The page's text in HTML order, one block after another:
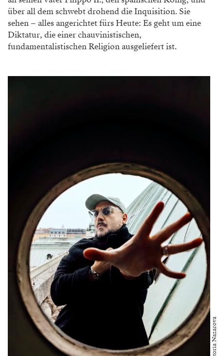
Damit verfügt das Repertoire der Wiener Staatsoper
dann über einen unglaublichen Luxus, nämlich über
„Don Carlos“-Variante mit fünf Akten vonPeter
Übrigens: Sieben Varianten gibt es von der Oper. Verdi
hat sie immer wieder umgearbeitet. Und die Musik?
Für Verdis Verhältnisse ist sie ungewöhnlich
melancholisch und düster. Ausgenommen einige
wenige Szenen wie das Sich-ineinander-Verlieben von
Don Carlo und Elisabetta im ersten Akt. Daraus
entsteht auch das Drama. Denn – so der Inhalt in
einem Satz: Der spanische Thronfolger Don Carlo
verliert seine Braut Elisabetta aus politischen Gründen
an seinen Vater Filippo II., den spanischen König, und
über all dem schwebt drohend die Inquisition. Sie
sehen – alles angerichtet fürs Heute: Es geht um eine
Diktatur, die einer chauvinistischen,
fundamentalistischen Religion ausgeliefert ist.